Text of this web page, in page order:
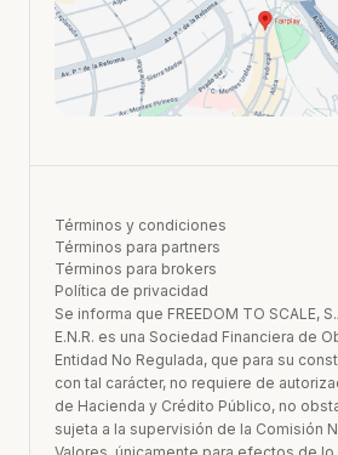
Términos y condiciones
Términos para partners
Términos para brokers
Política de privacidad
Se informa que FREEDOM TO SCALE,
E.N.R. es una Sociedad Financiera de
Entidad No Regulada, que para su
con tal carácter, no requiere de
de Hacienda y Crédito Público, no
sujeta a la supervisión de la Comisión